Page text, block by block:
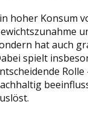
hoher Konsum
hat auch
spielt